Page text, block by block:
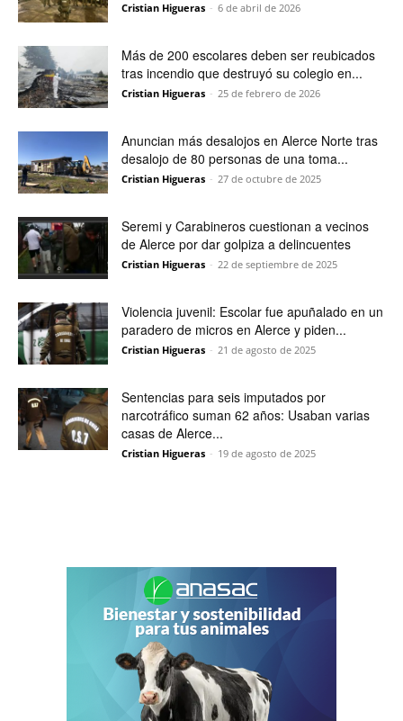
Cristian Higueras - 6 de abril de 2026
Más de 200 escolares deben ser reubicados
tras incendio que destruyó su colegio en...
Cristian Higueras - 25 de febrero de 2026
Anuncian más desalojos en Alerce Norte tras
desalojo de 80 personas de una toma...
Cristian Higueras - 27 de octubre de 2025
Seremi y Carabineros cuestionan a vecinos
de Alerce por dar golpiza a delincuentes
Cristian Higueras - 22 de septiembre de 2025
Violencia juvenil: Escolar fue apuñalado en un
paradero de micros en Alerce y piden...
Cristian Higueras - 21 de agosto de 2025
Sentencias para seis imputados por
narcotráfico suman 62 años: Usaban varias
casas de Alerce...
Cristian Higueras - 19 de agosto de 2025